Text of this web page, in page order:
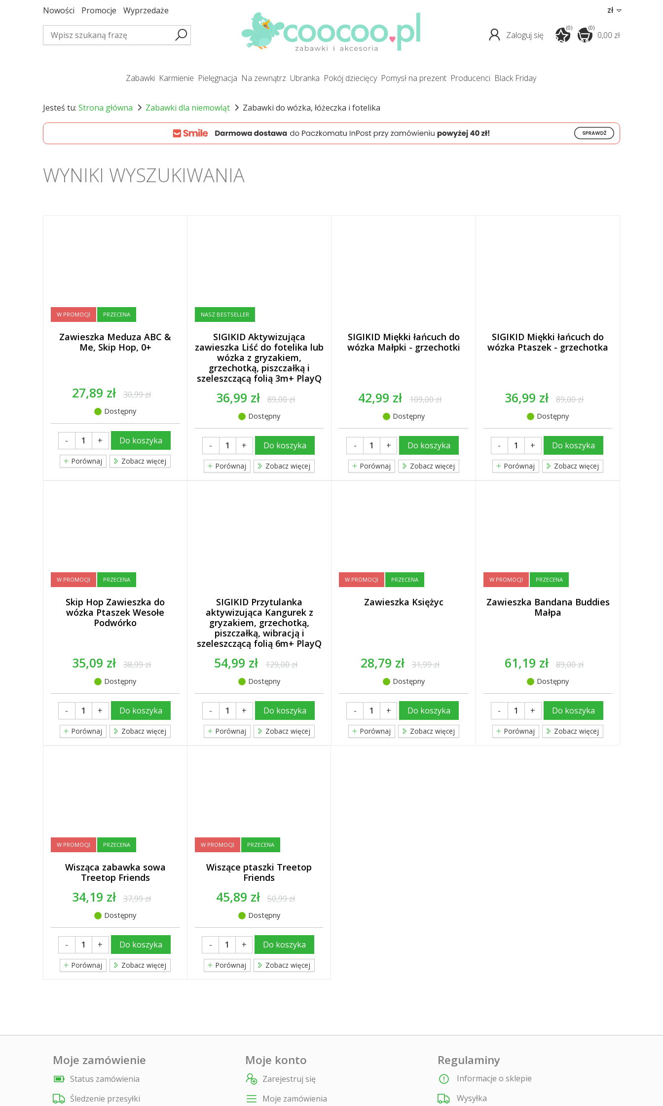
Nowości Promocje Wyprzedaże zł
(0)
0,00 zł
Zaloguj się
(0)
zabawki karmienie pielęgnacja na zewnątrz ubranka pokój dziecięcy pomysł na prezent producenci Black Friday
Jesteś tu: Strona główna Zabawki dla niemowląt Zabawki do wózka, łóżeczka i fotelika
WYNIKI WYSZUKIWANIA
W PROMOCJI PRZECENA
Zawieszka Meduza ABC &
Me, Skip Hop, 0+
27,89 zł 30,99 zł
Dostępny
- + Do koszyka
Porównaj Zobacz więcej
NASZ BESTSELLER
SIGIKID Aktywizująca
zawieszka Liść do fotelika lub
wózka z gryzakiem,
grzechotką, piszczałką i
szeleszczącą folią 3m+ PlayQ
36,99 zł 89,00 zł
Dostępny
- + Do koszyka
Porównaj Zobacz więcej
SIGIKID Miękki łańcuch do
wózka Małpki - grzechotki
42,99 zł 109,00 zł
Dostępny
- + Do koszyka
Porównaj Zobacz więcej
SIGIKID Miękki łańcuch do
wózka Ptaszek - grzechotka
36,99 zł 89,00 zł
Dostępny
- + Do koszyka
Porównaj Zobacz więcej
W PROMOCJI PRZECENA
Skip Hop Zawieszka do
wózka Ptaszek Wesołe
Podwórko
35,09 zł 38,99 zł
Dostępny
- + Do koszyka
Porównaj Zobacz więcej
SIGIKID Przytulanka
aktywizująca Kangurek z
gryzakiem, grzechotką,
piszczałką, wibracją i
szeleszczącą folią 6m+ PlayQ
54,99 zł 129,00 zł
Dostępny
- + Do koszyka
Porównaj Zobacz więcej
W PROMOCJI PRZECENA
Zawieszka Księżyc
28,79 zł 31,99 zł
Dostępny
- + Do koszyka
Porównaj Zobacz więcej
W PROMOCJI PRZECENA
Zawieszka Bandana Buddies
Małpa
61,19 zł 89,00 zł
Dostępny
- + Do koszyka
Porównaj Zobacz więcej
W PROMOCJI PRZECENA
Wisząca zabawka sowa
Treetop Friends
34,19 zł 37,99 zł
Dostępny
- + Do koszyka
Porównaj Zobacz więcej
W PROMOCJI PRZECENA
Wiszące ptaszki Treetop
Friends
45,89 zł 50,99 zł
Dostępny
- + Do koszyka
Porównaj Zobacz więcej
Moje zamówienie
Status zamówienia
Śledzenie przesyłki
Moje konto
Zarejestruj się
Moje zamówienia
Regulaminy
Informacje o sklepie
Wysyłka